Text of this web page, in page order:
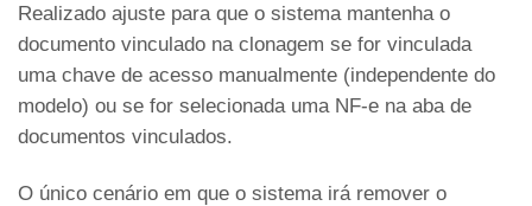
Realizado ajuste para que o sistema mantenha o
documento vinculado na clonagem se for vinculada
uma chave de acesso manualmente (independente do
modelo) ou se for selecionada uma NF-e na aba de
documentos vinculados.
O único cenário em que o sistema irá remover o